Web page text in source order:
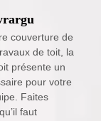
couverture de
de toit, la
présente un
pour votre
Faites
faut